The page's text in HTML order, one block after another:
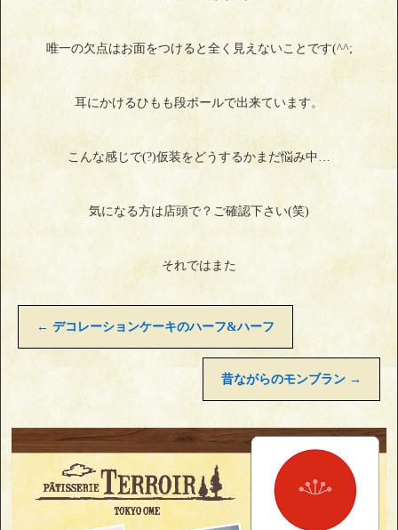
唯一の欠点はお面をつけると全く見えないことです(^^;
耳にかけるひもも段ボールで出来ています。
こんな感じで(?)仮装をどうするかまだ悩み中…
気になる方は店頭で？ご確認下さい(笑)
それではまた
← デコレーションケーキのハーフ&ハーフ
昔ながらのモンブラン →